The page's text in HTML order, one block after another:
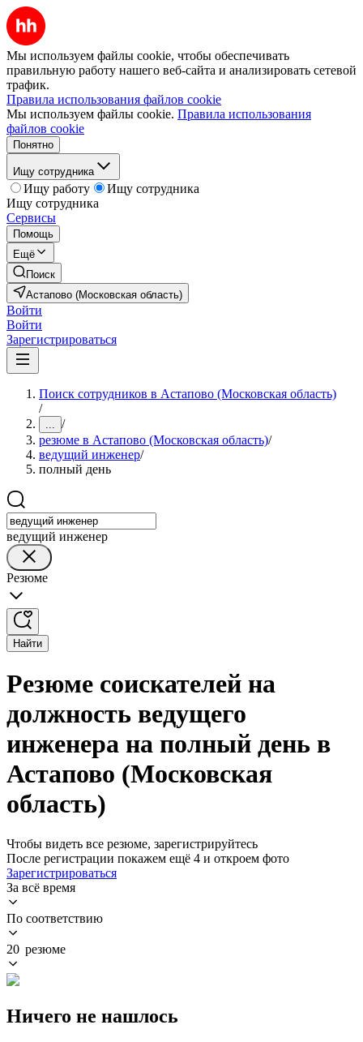
Мы используем файлы cookie, чтобы обеспечивать
правильную работу нашего веб-сайта и анализировать сетевой
трафик.
Правила использования файлов cookie
Мы используем файлы cookie. Правила использования
файлов cookie
Понятно
Ищу сотрудника
Ищу работу
Ищу сотрудника
Ищу сотрудника
Сервисы
Помощь
Ещё
Поиск
Астапово (Московская область)
Войти
Войти
Зарегистрироваться
Поиск сотрудников в Астапово (Московская область)
/
... /
резюме в Астапово (Московская область)/
ведущий инженер/
полный день
ведущий инженер
Резюме
Найти
Резюме соискателей на
должность ведущего
инженера на полный день в
Астапово (Московская
область)
Чтобы видеть все резюме, зарегистрируйтесь
После регистрации покажем ещё 4 и откроем фото
Зарегистрироваться
За всё время
По соответствию
20 резюме
Ничего не нашлось